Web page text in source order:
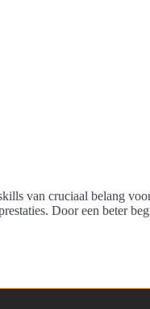
van cruciaal belang
Door een beter